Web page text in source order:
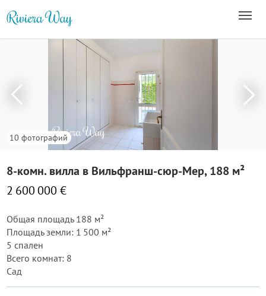
10 фотографий
8-комн. вилла в Вильфранш-сюр-Мер, 188 м²
2 600 000 €
Общая площадь 188 м²
Площадь земли: 1 500 м²
5 спален
Всего комнат: 8
Сад